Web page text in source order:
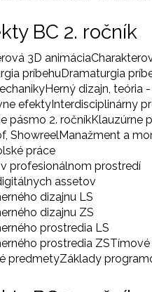
BC 2. ročník
3D animácia
príbehuDramaturgia
Herný dizajn, teória
efektyInterdisciplinárny
pásmo 2. ročníkKlauzúrne
ShowreelManažment a
práce
profesionálnom prostredí
assetov
dizajnu LS
dizajnu ZS
prostredia LS
prostredia ZS
predmetyZáklady